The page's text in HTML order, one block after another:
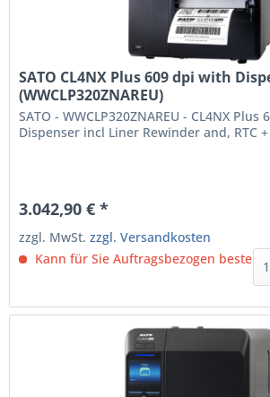
SATO CL4NX Plus 609 dpi with
(WWCLP320ZNAREU)
SATO - WWCLP320ZNAREU - CL4NX Plus
Dispenser incl Liner Rewinder and, RTC
3.042,90 € *
zzgl. MwSt.zzgl. Versandkosten
Kann für Sie Auftragsbezogen bestellt